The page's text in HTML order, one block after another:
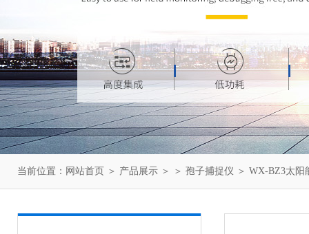
当前位置： 网站首页 ＞ 产品展示 ＞ ＞ 孢子捕捉仪 ＞ WX-BZ3太阳